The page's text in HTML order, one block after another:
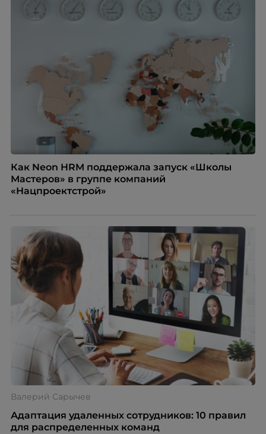
Как Neon HRM поддержала запуск «Школы
Мастеров» в группе компаний
«Нацпроектстрой»
Валерий Сарычев
Адаптация удаленных сотрудников: 10 правил
для распределенных команд